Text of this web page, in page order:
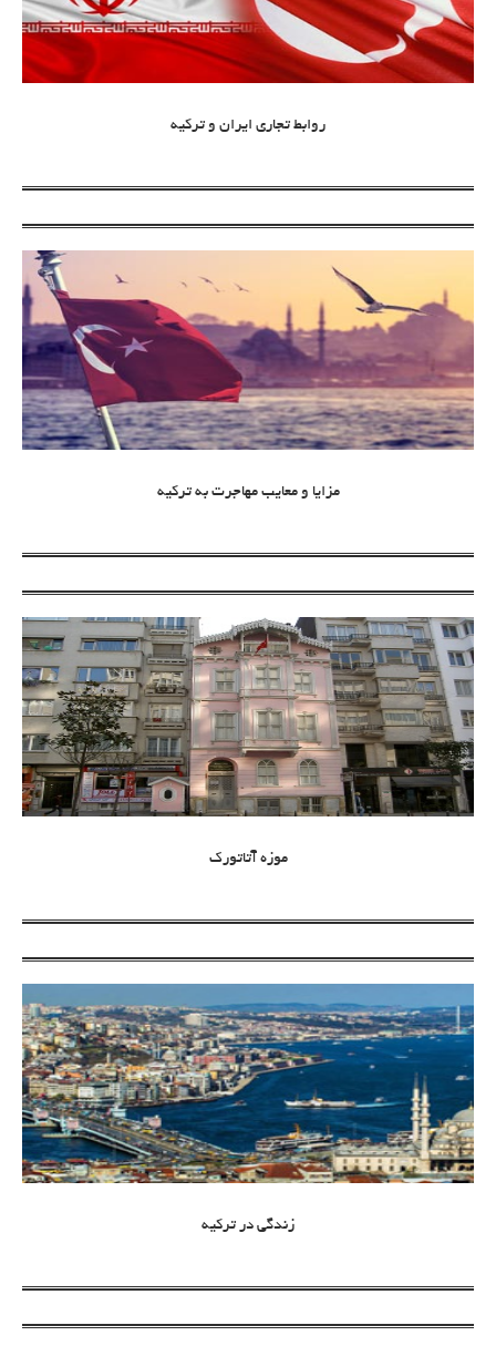
روابط تجاری ایران و ترکیه
مزایا و معایب مهاجرت به ترکیه
موزه آتاتورک
زندگی در ترکیه